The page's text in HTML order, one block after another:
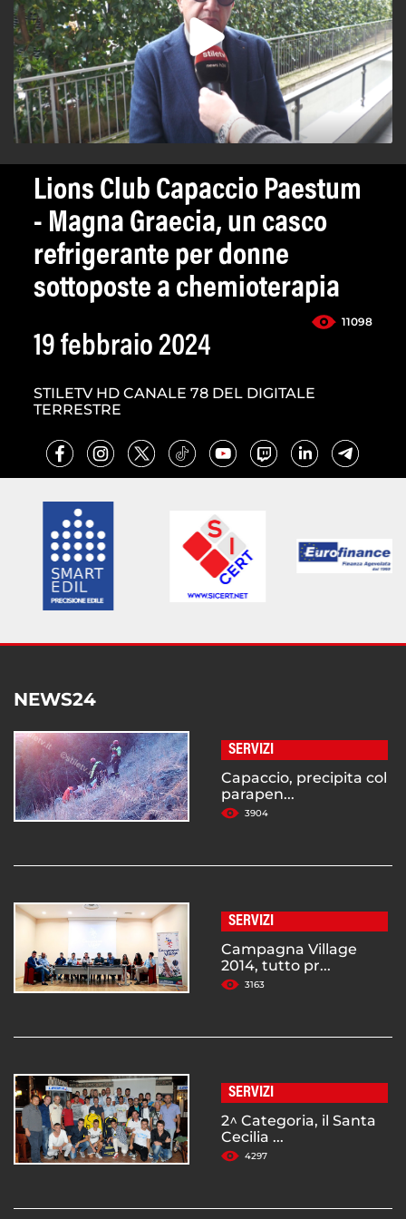
Lions Club Capaccio Paestum
- Magna Graecia, un casco
refrigerante per donne
sottoposte a chemioterapia
11098
19 febbraio 2024
STILETV HD CANALE 78 DEL DIGITALE
TERRESTRE
NEWS24
SERVIZI
Capaccio, precipita col
parapen...
3904
SERVIZI
Campagna Village
2014, tutto pr...
3163
SERVIZI
2^ Categoria, il Santa
Cecilia ...
4297